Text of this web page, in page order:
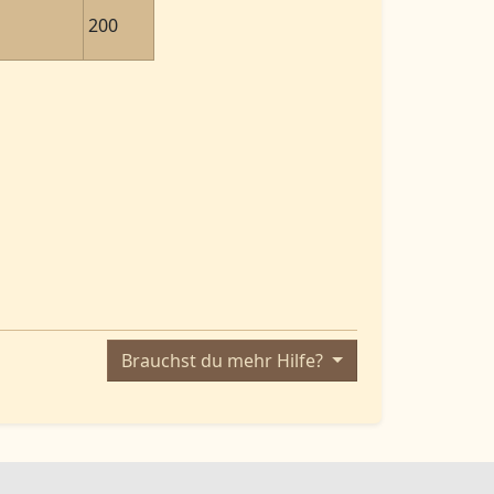
200
Brauchst du mehr Hilfe?